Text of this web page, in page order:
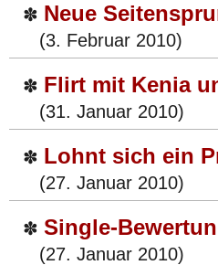
✽ Neue
(3. Februar 2010)
✽ Flirt mit Kenia
(31. Januar 2010)
✽ Lohnt sich ein
(27. Januar 2010)
✽ Single-
(27. Januar 2010)